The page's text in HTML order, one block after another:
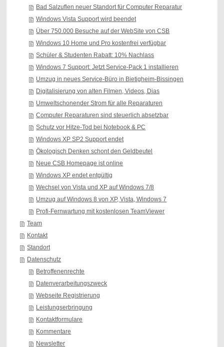
Bad Salzuflen neuer Standort für Computer Reparatur
Windows Vista Support wird beendet
Über 750.000 Besuche auf der WebSite von CSB
Windows 10 Home und Pro kostenfrei verfügbar
Schüler & Studenten Rabatt: 10% Nachlass
Windows 7 Support: Jetzt Service-Pack 1 installieren
Umzug in neues Service-Büro in Bietigheim-Bissingen
Digitalisierung von alten Filmen, Videos, Dias
Umweltschonender Strom für alle Reparaturen
Computer Reparaturen sind steuerlich absetzbar
Schutz vor Hitze-Tod bei Notebook & PC
Windows XP SP2 Support endet
Ökologisch Denken schont den Geldbeutel
Neue CSB Homepage ist online
Windows XP endet entgültig
Wechsel von Vista und XP auf Windows 7/8
Umzug auf Windows 8 von XP, Vista, Windows 7
Profi-Fernwartung mit kostenlosen TeamViewer
Team
Kontakt
Standort
Datenschutz
Betroffenenrechte
Datenverarbeitungszweck
Webseite Registrierung
Leistungserbringung
Kontaktformulare
Kommentare
Newsletter